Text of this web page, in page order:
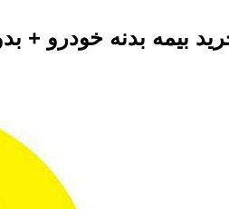
بیمه بدنه خودرو +
خودرو